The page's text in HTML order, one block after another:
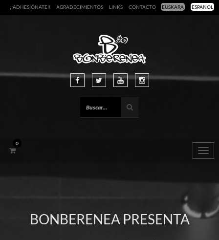
EUSKARA ESPAÑOL
¡¡ADHESIÓNATE!! AGRADECIMIENTOS LINKS CONTACTO
0
BONBERENEA PRESENTA